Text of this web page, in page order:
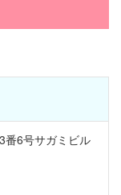
番6号サガミビル